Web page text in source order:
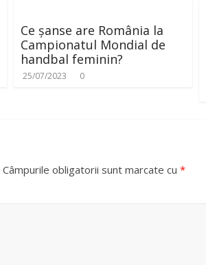
Ce șanse are România la
Campionatul Mondial de
handbal feminin?
25/07/2023 0
Câmpurile obligatorii sunt marcate cu *